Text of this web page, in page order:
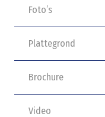
Foto’s
Plattegrond
Brochure
Video